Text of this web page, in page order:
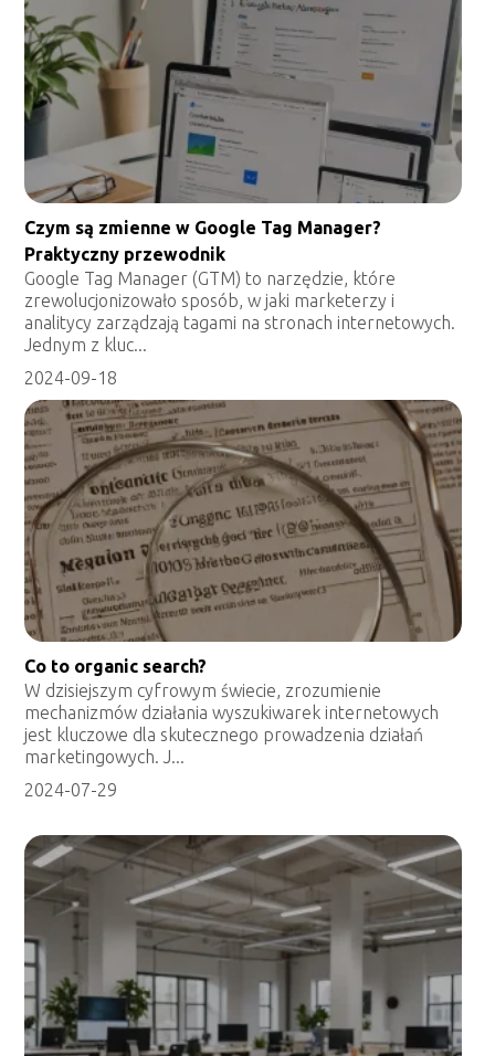
Czym są zmienne w Google Tag Manager?
Praktyczny przewodnik
Google Tag Manager (GTM) to narzędzie, które
zrewolucjonizowało sposób, w jaki marketerzy i
analitycy zarządzają tagami na stronach internetowych.
Jednym z kluc...
2024-09-18
Co to organic search?
W dzisiejszym cyfrowym świecie, zrozumienie
mechanizmów działania wyszukiwarek internetowych
jest kluczowe dla skutecznego prowadzenia działań
marketingowych. J...
2024-07-29